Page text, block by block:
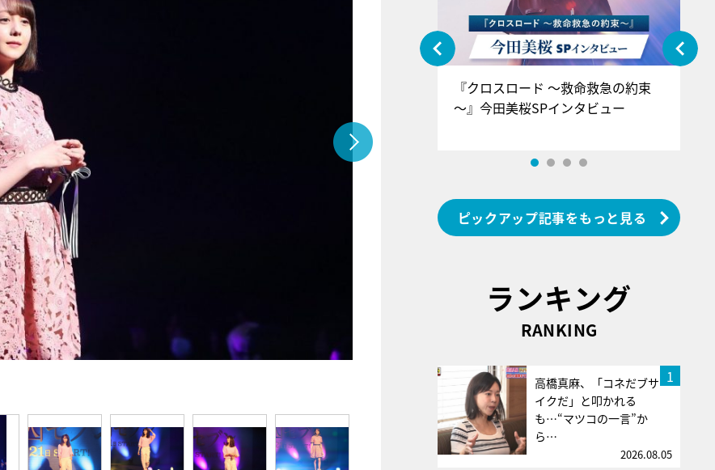
『クロスロード ～救命救急の約束
～』今田美桜SPインタビュー
ピックアップ記事をもっと見る
ランキング
RANKING
1
高橋真麻、「コネだブサ
イクだ」と叩かれる
も…“マツコの一言”か
ら…
2026.08.05